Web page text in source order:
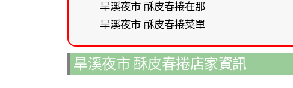
旱溪夜市 酥皮春捲在那
旱溪夜市 酥皮春捲菜單
旱溪夜市 酥皮春捲店家資訊